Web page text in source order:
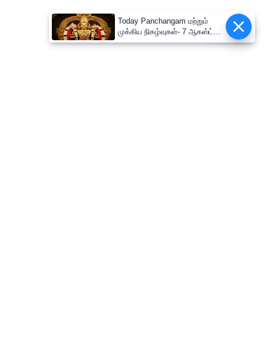
Epaper
Today Panchangam மற்றும்
முக்கிய நிகழ்வுகள்- 7 ஆகஸ்ட்
2026: திருத்தணி